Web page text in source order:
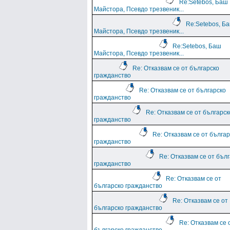
Re:Setebos, Баш
Майстора, Псевдо трезвеник...
Re:Setebos,
Майстора, Псевдо трезвеник...
Re:Setebos, Баш
Майстора, Псевдо трезвеник...
Re: Отказвам се от българско
гражданство
Re: Отказвам се от българско
гражданство
Re: Отказвам се от
гражданство
Re: Отказвам се от
гражданство
Re: Отказвам се от
гражданство
Re: Отказвам се от
българско гражданство
Re: Отказвам се от
българско гражданство
Re: Отказвам се